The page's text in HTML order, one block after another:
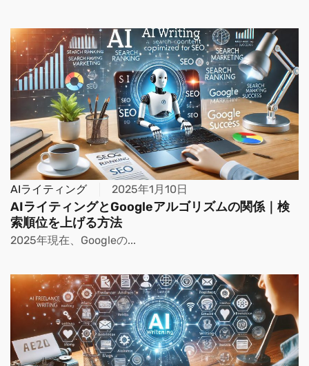
AIライティング 2025年1月10日
AIライティングとGoogleアルゴリズムの関係｜検
索順位を上げる方法
2025年現在、Googleの...